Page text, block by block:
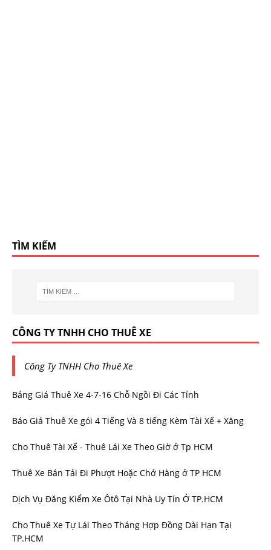
TÌM KIẾM
CÔNG TY TNHH CHO THUÊ XE
Công Ty TNHH Cho Thuê Xe
Bảng Giá Thuê Xe 4-7-16 Chỗ Ngồi Đi Các Tỉnh
Báo Giá Thuê Xe gói 4 Tiếng Và 8 tiếng Kèm Tài Xế + Xăng
Cho Thuê Tài Xế - Thuê Lái Xe Theo Giờ ở Tp HCM
Thuê Xe Bán Tải Đi Phượt Hoặc Chở Hàng ở TP HCM
Dịch Vụ Đăng Kiểm Xe Ôtô Tại Nhà Uy Tín Ở TP.HCM
Cho Thuê Xe Tự Lái Theo Tháng Hợp Đồng Dài Hạn Tại
TP.HCM